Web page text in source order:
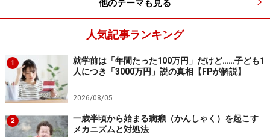
他のテーマも見る
人気記事ランキング
1
就学前は「年間たった100万円」だけど……子ども1
人につき「3000万円」説の真相【FPが解説】
2026/08/05
2
一歳半頃から始まる癇癪（かんしゃく）を起こす
メカニズムと対処法